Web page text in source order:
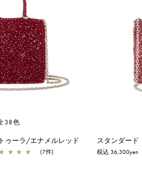
38色
ゥーラ/エナメルレッド
★ ★ ★ (7件)
スタンダー
税込 36,300yen